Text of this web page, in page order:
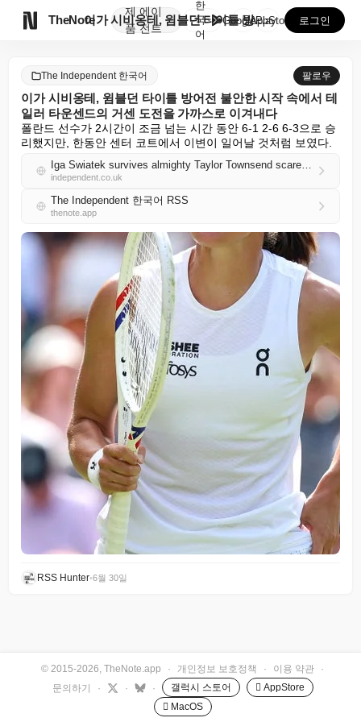
TheNote
제
품
에이
전트
이가 시비옹테, 윔블던 타이틀 방어전 불안한 시작 속에...
한
국
어
GooglePlay
AppStore 로그인
The Independent 한국어 팔로우
이가 시비옹테, 윔블던 타이틀 방어전 불안한 시작 속에서 테
일러 타운센드의 거센 도전을 가까스로 이겨내다
폴란드 선수가 2시간이 조금 넘는 시간 동안 6-1 2-6 6-3으로 승
리했지만, 한동안 센터 코트에서 이변이 일어날 것처럼 보였다.
Iga Swiatek survives almighty Taylor Townsend scare in unconvincing start to Wimbledon title defence
independent.co.uk
The Independent 한국어 RSS
thenote.app
RSS Hunter•6월 30일
© 2015-2026, TheNote.app · 개인정보 보호정책 · 이용 약관
·
문의하기
· · · 갤럭시 스토어
 AppStore
 MacOS